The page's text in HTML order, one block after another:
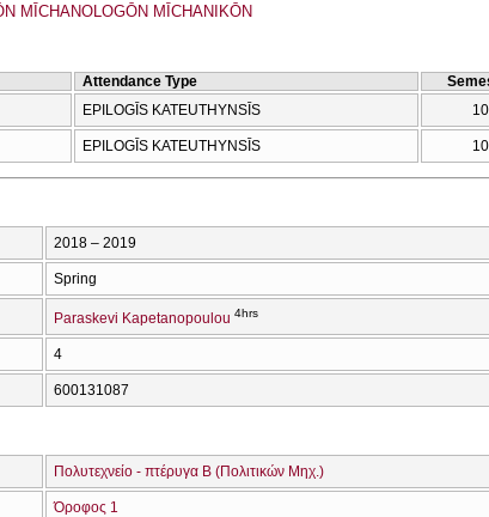
MĪCΗANOLOGŌN MĪCΗANIKŌN
Attendance Type
EPILOGĪS KATEUTHYNSĪS 10
EPILOGĪS KATEUTHYNSĪS 10
2018 – 2019
Spring
Paraskevi Kapetanopoulou 4hrs
4
600131087
Πολυτεχνείο - πτέρυγα Β (Πολιτικών Μηχ.)
Όροφος 1